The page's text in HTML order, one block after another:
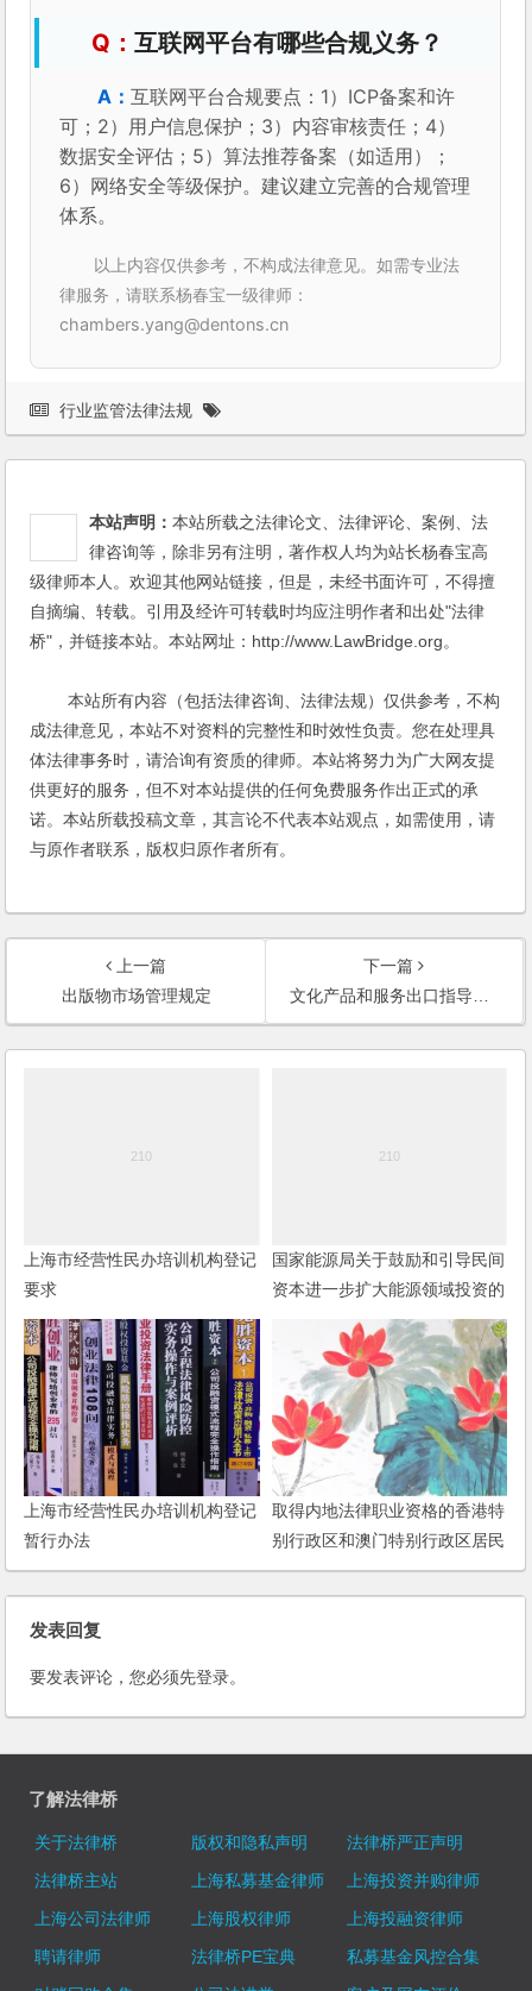
互联网平台有哪些合规义务？
互联网平台合规要点：1）ICP备案和许
可；2）用户信息保护；3）内容审核责任；4）
数据安全评估；5）算法推荐备案（如适用）；
6）网络安全等级保护。建议建立完善的合规管理
体系。
以上内容仅供参考，不构成法律意见。如需专业法
律服务，请联系杨春宝一级律师：
chambers.yang@dentons.cn
行业监管法律法规
本站声明：本站所载之法律论文、法律评论、案例、法
律咨询等，除非另有注明，著作权人均为站长杨春宝高
级律师本人。欢迎其他网站链接，但是，未经书面许可，不得擅
自摘编、转载。引用及经许可转载时均应注明作者和出处"法律
桥"，并链接本站。本站网址：http://www.LawBridge.org。
本站所有内容（包括法律咨询、法律法规）仅供参考，不构
成法律意见，本站不对资料的完整性和时效性负责。您在处理具
体法律事务时，请洽询有资质的律师。本站将努力为广大网友提
供更好的服务，但不对本站提供的任何免费服务作出正式的承
诺。本站所载投稿文章，其言论不代表本站观点，如需使用，请
与原作者联系，版权归原作者所有。
上一篇
出版物市场管理规定
下一篇
文化产品和服务出口指导目录
上海市经营性民办培训机构登记
要求
国家能源局关于鼓励和引导民间
资本进一步扩大能源领域投资的
上海市经营性民办培训机构登记
暂行办法
取得内地法律职业资格的香港特
别行政区和澳门特别行政区居民
在内地从事律师职业管理办法
发表回复
要发表评论，您必须先登录。
了解法律桥
关于法律桥 版权和隐私声明
法律桥严正声明
法律桥主站
上海私募基金律师
上海投资并购律师
上海公司法律师
上海股权律师
上海投融资律师
聘请律师
法律桥PE宝典
私募基金风控合集